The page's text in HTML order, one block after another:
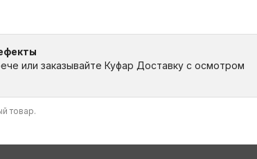
или заказывайте Куфар Доставку с осмотром
товар.